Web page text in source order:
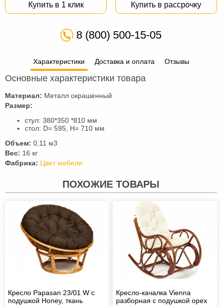
Купить в 1 клик Купить в рассрочку
8 (800) 500-15-05
Характеристики Доставка и оплата Отзывы
Основные характеристики товара
Материал: Металл окрашенный
Размер:
стул: 380*350 *810 мм
стол: D= 595, H= 710 мм
Объем: 0,11 м3
Вес: 16 кг
Фабрика: Цвет мебели
ПОХОЖИЕ ТОВАРЫ
Кресло Papasan 23/01 W с
подушкой Honey, ткань
Кресло-качалка Vienna
разборная с подушкой орех